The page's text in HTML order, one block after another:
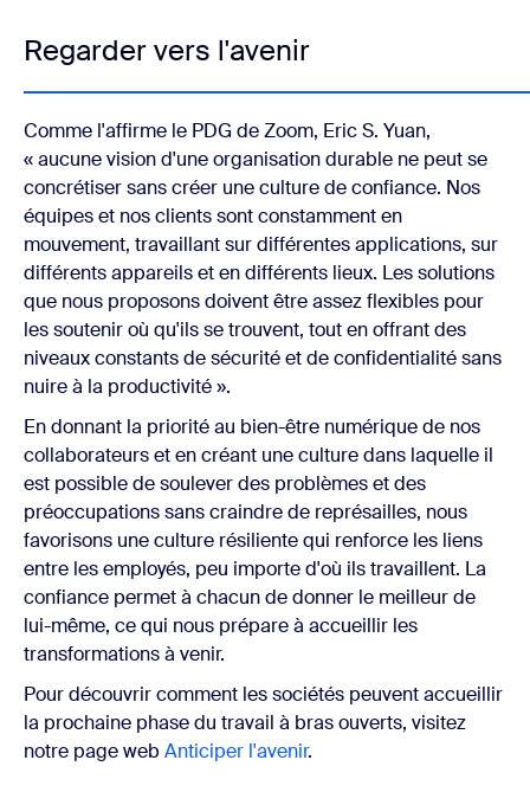
Regarder vers l'avenir
Comme l'affirme le PDG de Zoom, Eric S. Yuan,
« aucune vision d'une organisation durable ne peut se
concrétiser sans créer une culture de confiance. Nos
équipes et nos clients sont constamment en
mouvement, travaillant sur différentes applications, sur
différents appareils et en différents lieux. Les solutions
que nous proposons doivent être assez flexibles pour
les soutenir où qu'ils se trouvent, tout en offrant des
niveaux constants de sécurité et de confidentialité sans
nuire à la productivité ».
En donnant la priorité au bien-être numérique de nos
collaborateurs et en créant une culture dans laquelle il
est possible de soulever des problèmes et des
préoccupations sans craindre de représailles, nous
favorisons une culture résiliente qui renforce les liens
entre les employés, peu importe d'où ils travaillent. La
confiance permet à chacun de donner le meilleur de
lui-même, ce qui nous prépare à accueillir les
transformations à venir.
Pour découvrir comment les sociétés peuvent accueillir
la prochaine phase du travail à bras ouverts, visitez
notre page web Anticiper l'avenir.